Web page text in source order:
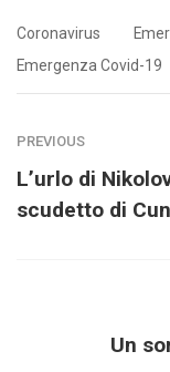
Coronavirus
Emergenza Covid-19
PREVIOUS
L’urlo di
scudetto di
Un